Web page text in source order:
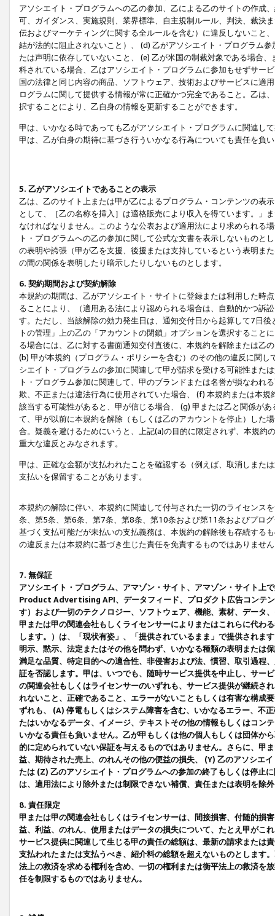
アソシエイト・プログラムへの乙の参加、乙による乙のサイトの作成
可、ガイダンス、実施規則、業界標準、自主規制ルール、判決、裁決
伝およびマーケティングに関する全ルールを含む）に違反しないこと
結が法的に阻止されないこと）、 (d) 乙がアソシエイト・プログラム
たは声明に依存していないこと、 (e) 乙が米国の制裁対象である場合
科されている場合、乙はアソシエイト・プログラムに参加もせずサー
国の法律と同じ内容の商品、ソフトウェア、技術およびサービスに適
ログラムに関して提供する情報が常に正確かつ完全であること。乙は
択することにより、乙自身の情報を更新することができます。
甲は、いかなる時であっても乙がアソシエイト・プログラムに関連し
甲は、乙が自身の期待に基づき行ういかなる行為についても責任を負
5. 乙がアソシエイトであることの表示
乙は、乙のサイト上または甲が乙によるプログラム・コンテンツの表
として、［乙の名称を挿入］は適格販売により収入を得ています。」
なければなりません。このような公表および適用法により求められる
ト・プログラムへの乙の参加に関して公式な文書を表示しないもの
の表明や誇張（甲が乙を支援、後援または支持しているという表明ま
の間の関係を表明したり暗示したりしないものとします。
6. 契約期間および契約解除
本規約の期間は、乙がアソシエイト・サイトに登録または利用した時
ることにより、（適用ある法により認められる場合は、自動的かつ訴
す。ただし、当該解除の効力発生日は、通知交付日から起算して7日
トの管理」上の乙の「アカウントの閉鎖」オプションを選択するこ
る場合には、乙に対する書面通知交付直後に、本規約を解除または乙
(b) 甲が本規約（プログラム・ポリシーを含む）のその他の違反に関
シエイト・プログラムの参加に関連して甲が請求を受ける可能性また
ト・プログラム参加に関連して、甲のブランドまたは名誉が損なわれ
欺、不正または違法行為に使用されていた場合、 (f) 本規約または本
該当する可能性があると、甲が信じる場合、 (g) 甲または乙と関係が
て、甲が以前に本規約を解除（もしくは乙のアカウントを停止）した
合。疑義を避けるためにいうと、上記(a)の目的に限定されず、本規
重大な違反とみなされます。
甲は、正確な金額が支払われたことを確認する（例えば、取消しまた
支払いを保留することがあります。
本規約の解除に伴い、本規約に関連して付与された一切のライセンス
条、第5条、第6条、第7条、第8条、第10条および第11条およびプロ
基づく支払可能だが未払いの支払義務は、本規約の解除後も存続する
の違反または本規約に基づき生じた責任を免責するものではありませ
7. 無保証
アソシエイト・プログラム、アマゾン・サイト、アマゾン・サイト上
Product Advertising API、データフィード、プロダクト広告コンテ
す）および一切のテクノロジー、ソフトウェア、機能、素材、データ
甲または甲の関連会社もしくライセンサーによりまたはこれらに代わ
します。）は、「現状有姿」、「提供されているまま」で提供されま
明示、黙示、法定またはその他を問わず、いかなる種類の表明または
満足な品質、特定目的への適合性、非侵害および法、慣習、取引過程
証を否認します。甲は、いつでも、随時サービス提供を中止し、サー
の関連会社もしくはライセンサーのいずれも、サービス提供が継続さ
れないこと、正確であること、エラーがないこともしくは有害な構成
ずれも、 (A) 停電もしくはシステム障害を含む、いかなるエラー、不
たはいかなるデータ、イメージ、テキストその他の情報もしくはコン
いかなる責任も負いません。乙が甲もしくは他の個人もしくは団体か
的に定められていない保証を与えるものではありません。さらに、甲
益、期待された売上、のれんその他の便益の損失、 (Y) 乙のアソシエ
たは (Z) 乙のアソシエイト・プログラムへの参加の終了もしくは停止
は、適用法により除外または制限できない補償、責任または表明を除
8. 責任限定
甲または甲の関連会社もしくはライセンサーは、間接損害、付随的損
益、利益、のれん、使用またはデータの損失について、たとえ甲がこ
サービス提供に関連して生じる甲の責任の総額は、最新の請求または
支払われたまたは支払うべき、紹介料の総額を超えないものとします
法上の救済を求める権利を含め、一切の権利または衡平法上の救済を
任を制限するものではありません。